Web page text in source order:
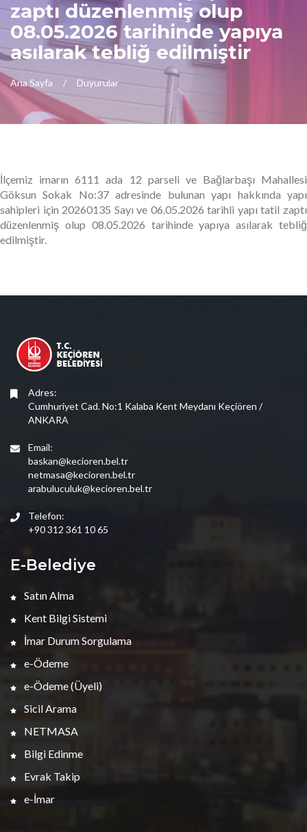
zaptı düzenlenmiş olup
08.05.2026 tarihinde yapıya
asılarak tebliğ edilmiştir
Ana Sayfa Duyurular
İlçemiz imarın 6111 ada 12 parseli ve Bağlarbaşı Mahallesi
Göksun Sokak No:37 adresinde bulunan yapı hakkında yapı
sahipleri için 20260135 Sayı ve 06.05.2026 tarihli yapı tatil zaptı
düzenlenmiş olup 08.05.2026 tarihinde yapıya asılarak tebliğ
edilmiştir.
Adres:
Cumhuriyet Cad. No:1 Kalaba Kent Meydanı Keçiören /
ANKARA
Email:
baskan@kecioren.bel.tr
netmasa@kecioren.bel.tr
arabuluculuk@kecioren.bel.tr
Telefon:
+90 312 361 10 65
E-Belediye
Satın Alma
Kent Bilgi Sistemi
İmar Durum Sorgulama
e-Ödeme
e-Ödeme (Üyeli)
Sicil Arama
NETMASA
Bilgi Edinme
Evrak Takip
e-İmar